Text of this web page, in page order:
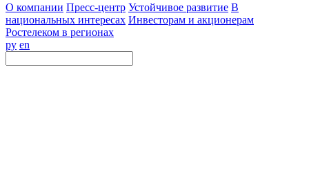
О компании Пресс-центр Устойчивое развитие В
национальных интересах Инвесторам и акционерам
Ростелеком в регионах
ру en